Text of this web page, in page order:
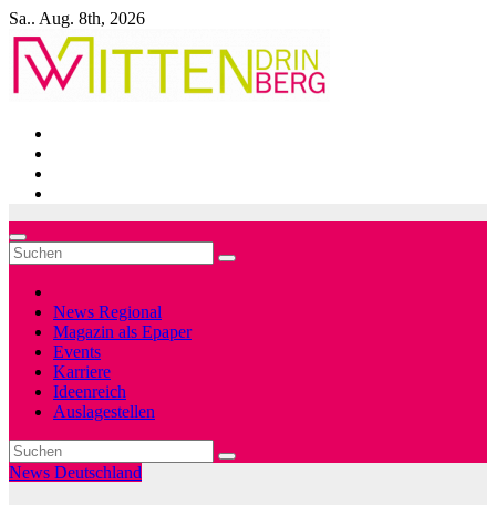
Zum
Inhalt
springen
Sa.. Aug. 8th, 2026
News Regional
Magazin als Epaper
Events
Karriere
Ideenreich
Auslagestellen
News Deutschland